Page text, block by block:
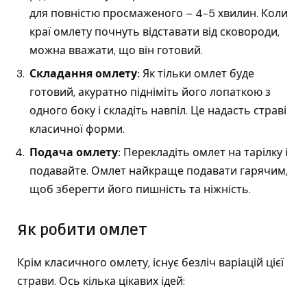
для повністю просмаженого – 4-5 хвилин. Коли
краї омлету почнуть відставати від сковороди,
можна вважати, що він готовий.
Складання омлету: Як тільки омлет буде
готовий, акуратно підніміть його лопаткою з
одного боку і складіть навпіл. Це надасть страві
класичної форми.
Подача омлету: Перекладіть омлет на тарілку і
подавайте. Омлет найкраще подавати гарячим,
щоб зберегти його пишність та ніжність.
Як робити омлет
Крім класичного омлету, існує безліч варіацій цієї
страви. Ось кілька цікавих ідей: